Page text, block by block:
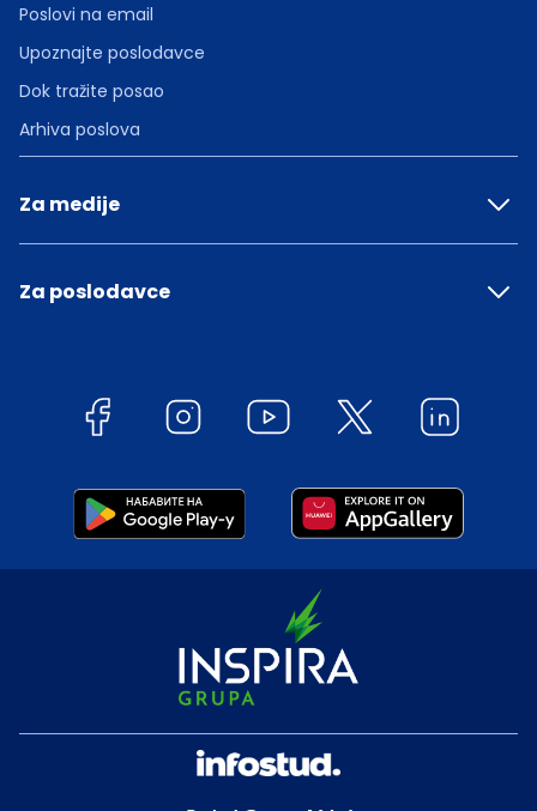
Poslovi na email
Upoznajte poslodavce
Dok tražite posao
Arhiva poslova
Za medije
Za poslodavce